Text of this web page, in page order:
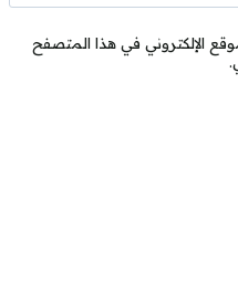
الإلكتروني في هذا المتصفح